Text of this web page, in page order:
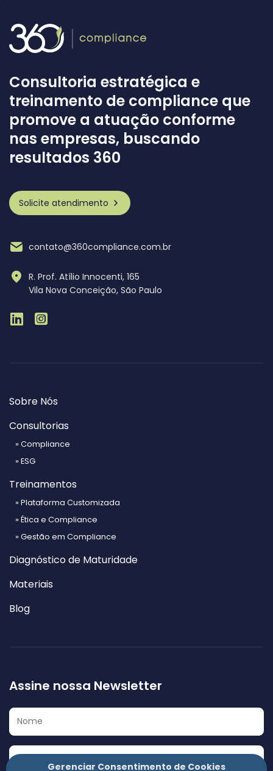
Sobre Nós
Consultorias
» Compliance
» ESG
Treinamentos
» Plataforma Customizada
» Ética e Compliance
» Gestão em Compliance
Diagnóstico de Maturidade
Materiais
Blog
Consultoria estratégica e
treinamento de compliance que
promove a atuação conforme
nas empresas, buscando
resultados 360
Solicite atendimento
contato@360compliance.com.br
R. Prof. Atílio Innocenti, 165
Vila Nova Conceição, São Paulo
Assine nossa Newsletter
Gerenciar Consentimento de Cookies